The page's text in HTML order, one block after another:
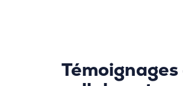
Témoignages